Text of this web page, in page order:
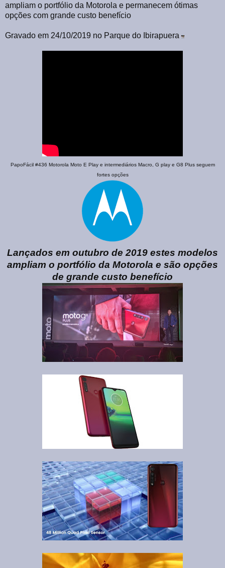
ampliam o portfólio da Motorola e permanecem ótimas
opções com grande custo benefício
Gravado em 24/10/2019 no Parque do Ibirapuera
PapoFácil #436 Motorola Moto E Play e intermediários Macro, G play e G8 Plus seguem
fortes opções
Lançados em outubro de 2019 estes modelos
ampliam o portfólio da Motorola e são opções
de grande custo benefício